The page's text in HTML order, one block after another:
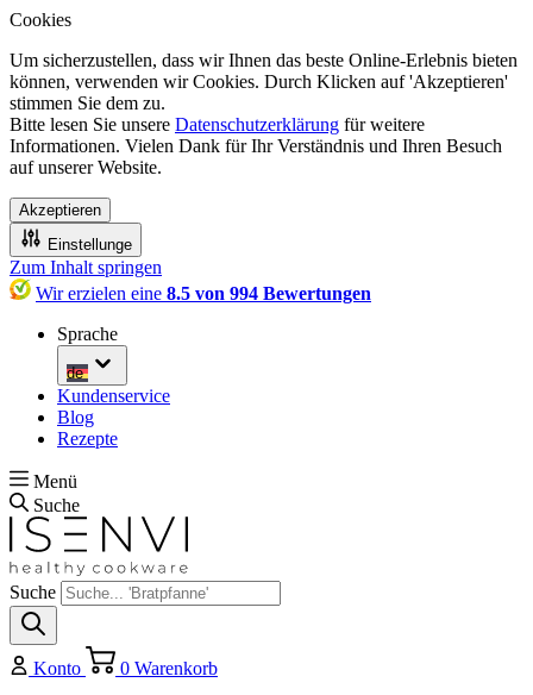
Cookies
Um sicherzustellen, dass wir Ihnen das beste Online-Erlebnis bieten
können, verwenden wir Cookies. Durch Klicken auf 'Akzeptieren'
stimmen Sie dem zu.
Bitte lesen Sie unsere Datenschutzerklärung für weitere
Informationen. Vielen Dank für Ihr Verständnis und Ihren Besuch
auf unserer Website.
Akzeptieren
Einstellunge
Zum Inhalt springen
Wir erzielen eine 8.5 von 994 Bewertungen
Sprache
de
Kundenservice
Blog
Rezepte
Menü
Suche
Suche
Konto 0 Warenkorb